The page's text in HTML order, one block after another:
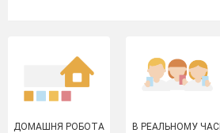
ДОМАШНЯ РОБОТА В РЕАЛЬНОМУ ЧАСІ